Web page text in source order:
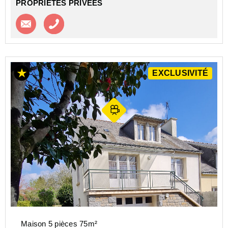
PROPRIETES PRIVEES
Contacter l'agence
EXCLUSIVITÉ
Maison 5 pièces 75m²